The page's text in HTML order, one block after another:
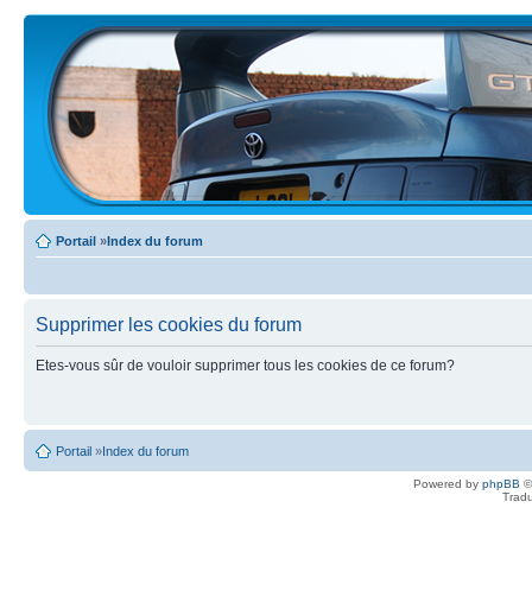
Portail »Index du forum
Supprimer les cookies du forum
Etes-vous sûr de vouloir supprimer tous les cookies de ce forum?
Portail »Index du forum
Powered by phpBB